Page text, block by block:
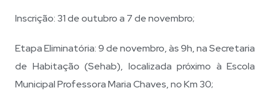
Inscrição: 31 de outubro a 7 de novembro;
Etapa Eliminatória: 9 de novembro, às 9h, na Secretaria
de Habitação (Sehab), localizada próximo à Escola
Municipal Professora Maria Chaves, no Km 30;